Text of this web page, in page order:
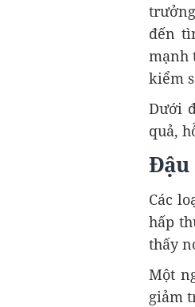
đến
mạnh
kiểm
Dưới
quả,
Đậu
Các
hấp
thấy
Một
giảm